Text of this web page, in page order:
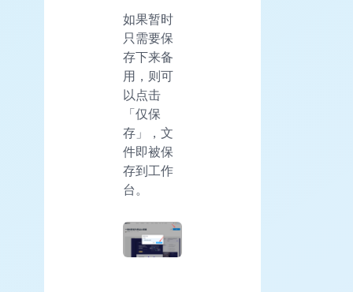
如果暂时
只需要保
存下来备
用，则可
以点击
「仅保
存」，文
件即被保
存到工作
台。